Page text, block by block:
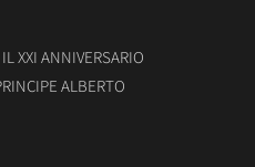
XXI ANNIVERSARIO
ALBERTO